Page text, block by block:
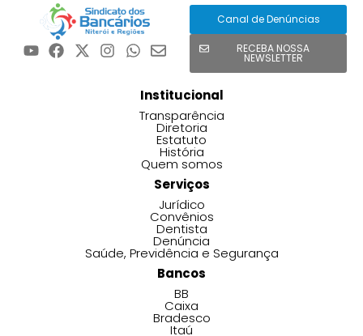
Canal de Denúncias
RECEBA NOSSA
NEWSLETTER
Institucional
Transparência
Diretoria
Estatuto
História
Quem somos
Serviços
Jurídico
Convênios
Dentista
Denúncia
Saúde, Previdência e Segurança
Bancos
BB
Caixa
Bradesco
Itaú